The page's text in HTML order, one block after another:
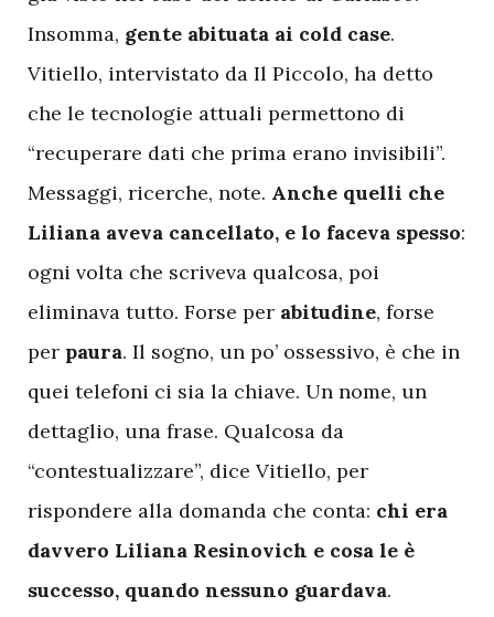
Insomma, gente abituata ai cold case.
Vitiello, intervistato da Il Piccolo, ha detto
che le tecnologie attuali permettono di
“recuperare dati che prima erano invisibili”.
Messaggi, ricerche, note. Anche quelli che
Liliana aveva cancellato, e lo faceva spesso:
ogni volta che scriveva qualcosa, poi
eliminava tutto. Forse per abitudine, forse
per paura. Il sogno, un po’ ossessivo, è che in
quei telefoni ci sia la chiave. Un nome, un
dettaglio, una frase. Qualcosa da
“contestualizzare”, dice Vitiello, per
rispondere alla domanda che conta: chi era
davvero Liliana Resinovich e cosa le è
successo, quando nessuno guardava.